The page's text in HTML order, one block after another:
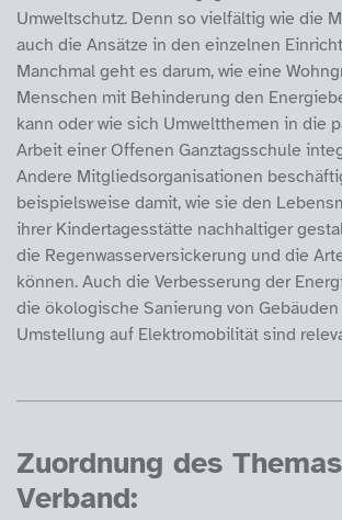
Umweltschutz. Denn so vielfältig wie die
auch die Ansätze in den einzelnen
Manchmal geht es darum, wie eine
Menschen mit Behinderung den
kann oder wie sich Umweltthemen in die
Arbeit einer Offenen Ganztagsschule
Andere Mitgliedsorganisationen
beispielsweise damit, wie sie den
ihrer Kindertagesstätte nachhaltiger
die Regenwasserversickerung und die
können. Auch die Verbesserung der
die ökologische Sanierung von
Umstellung auf Elektromobilität sind
Zuordnung des
Verband: